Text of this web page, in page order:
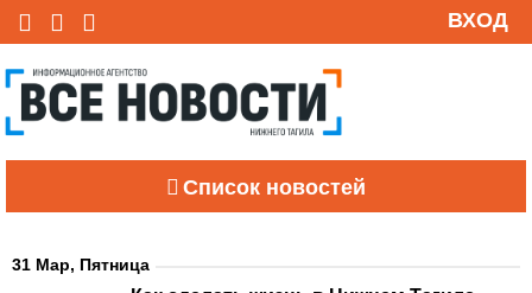
ВХОД
Список новостей
31 Мар, Пятница